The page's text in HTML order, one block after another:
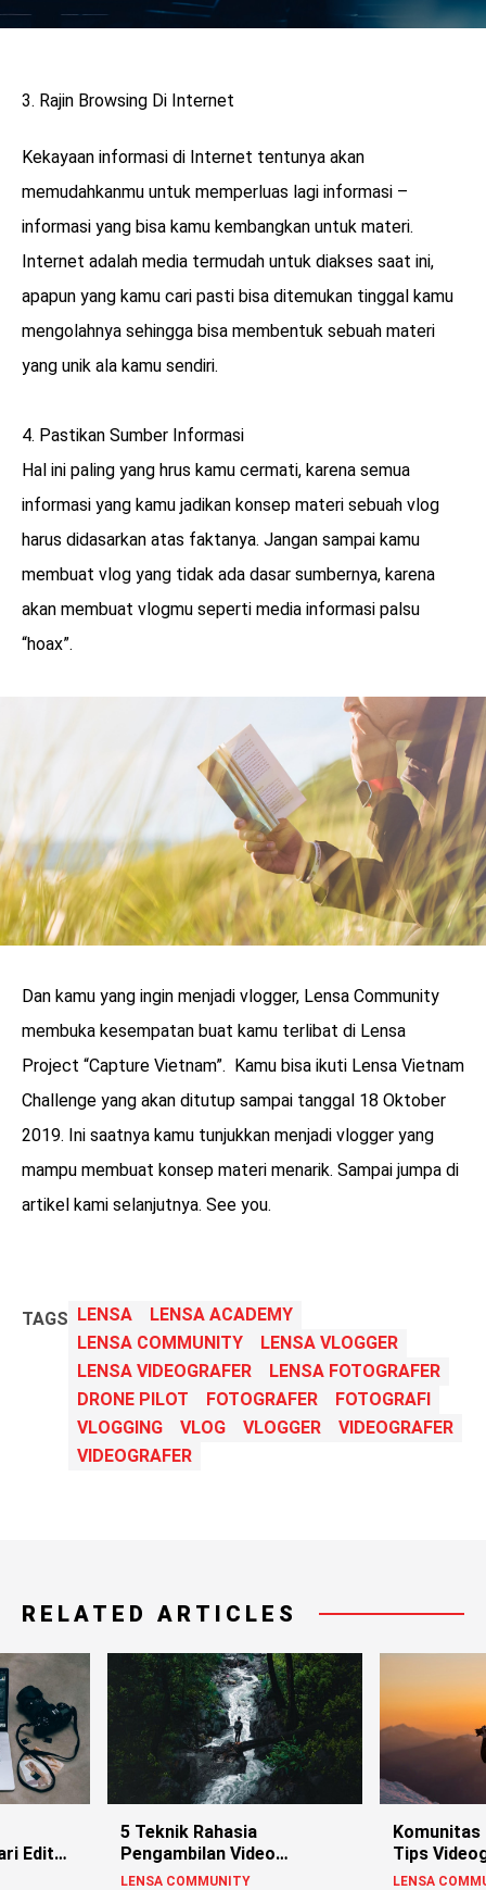
Rajin Browsing Di Internet
Kekayaan informasi di Internet tentunya akan
memudahkanmu untuk memperluas lagi informasi –
informasi yang bisa kamu kembangkan untuk materi.
Internet adalah media termudah untuk diakses saat ini,
apapun yang kamu cari pasti bisa ditemukan tinggal kamu
mengolahnya sehingga bisa membentuk sebuah materi
yang unik ala kamu sendiri.
4. Pastikan Sumber Informasi
Hal ini paling yang hrus kamu cermati, karena semua
informasi yang kamu jadikan konsep materi sebuah vlog
harus didasarkan atas faktanya. Jangan sampai kamu
membuat vlog yang tidak ada dasar sumbernya, karena
akan membuat vlogmu seperti media informasi palsu
“hoax”.
Dan kamu yang ingin menjadi vlogger, Lensa Community
membuka kesempatan buat kamu terlibat di Lensa
Project “Capture Vietnam”. Kamu bisa ikuti Lensa Vietnam
Challenge yang akan ditutup sampai tanggal 18 Oktober
2019. Ini saatnya kamu tunjukkan menjadi vlogger yang
mampu membuat konsep materi menarik. Sampai jumpa di
artikel kami selanjutnya. See you.
TAGS LENSA
LENSA ACADEMY
LENSA COMMUNITY
LENSA VLOGGER
LENSA VIDEOGRAFER
LENSA FOTOGRAFER
DRONE PILOT
FOTOGRAFER
FOTOGRAFI
VLOGGING
VLOG VLOGGER
VIDEOGRAFER
VIDEOGRAFER
RELATED ARTICLES
Edit
5 Teknik Rahasia
Pengambilan Video
Cinematic Cuma Pakai HP!
LENSA COMMUNITY
Tips
LENSA